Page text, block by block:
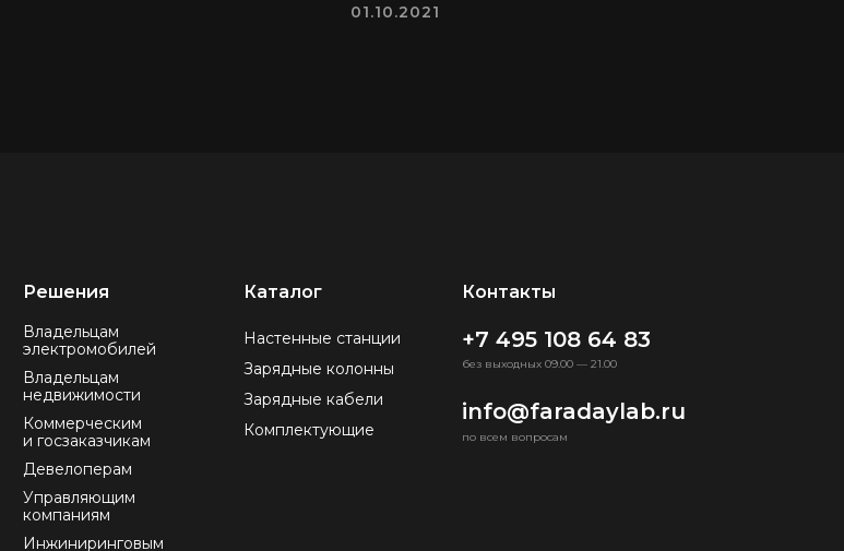
01.10.2021
Каталог
Настенные станции
Зарядные колонны
Зарядные кабели
Комплектующие
Контакты
+7 495 108 64 83
без выходных 09.00 — 21.00
info@faradaylab.ru
по всем вопросам
Решения
Владельцам
электромобилей
Владельцам
недвижимости
Коммерческим
и госзаказчикам
Девелоперам
Управляющим
компаниям
Инжиниринговым